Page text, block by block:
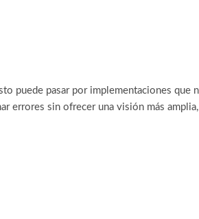
puede pasar por implementaciones
errores sin ofrecer una visión más